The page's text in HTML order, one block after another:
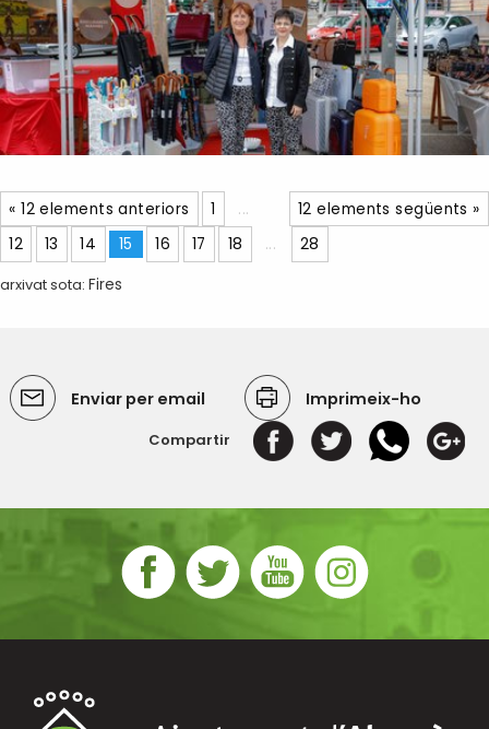
« 12 elements anteriors 12 elements següents »
1
...
12
13 14 15 16 17 18 ...
28
arxivat sota: Fires
Enviar per email Imprimeix-ho
Compartir